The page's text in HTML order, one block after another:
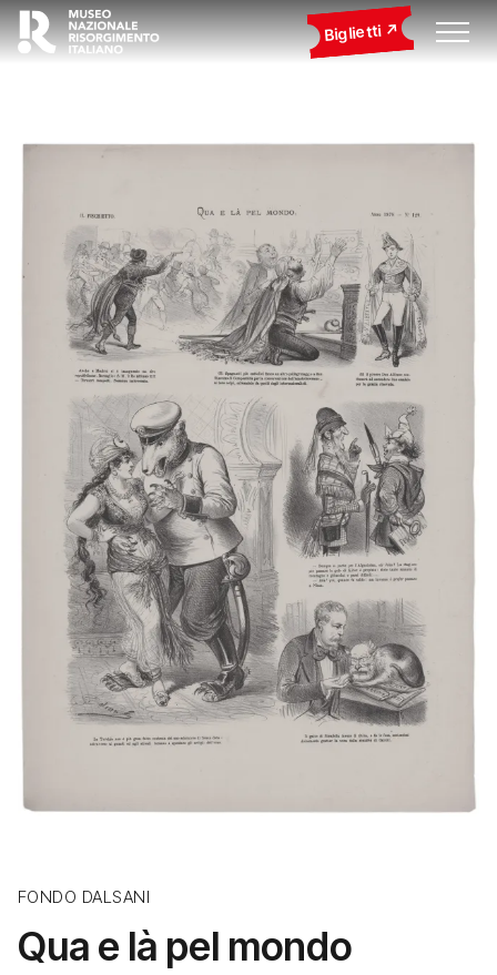
Biglietti
FONDO DALSANI
Qua e là pel mondo